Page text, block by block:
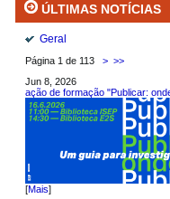
ÚLTIMAS NOTÍCIAS
Geral
Página 1 de 113 > >>
Jun 8, 2026
ação de formação "Publicar:
[Mais]